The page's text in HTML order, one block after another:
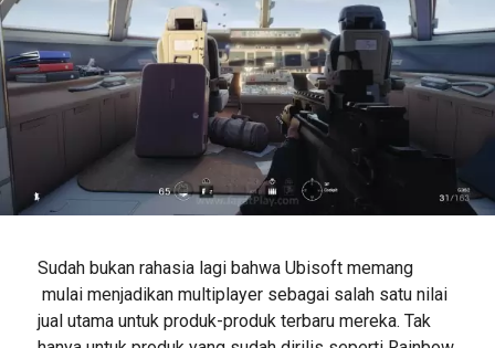
Sudah bukan rahasia lagi bahwa Ubisoft memang
mulai menjadikan multiplayer sebagai salah satu nilai
jual utama untuk produk-produk terbaru mereka. Tak